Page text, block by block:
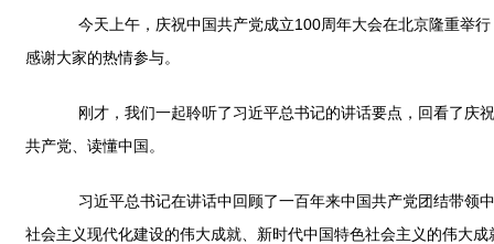
今天上午，庆祝中国共产党成立100周年大会在北京隆重举行
感谢大家的热情参与。
刚才，我们一起聆听了习近平总书记的讲话要点，回看了庆祝
共产党、读懂中国。
习近平总书记在讲话中回顾了一百年来中国共产党团结带领中
社会主义现代化建设的伟大成就、新时代中国特色社会主义的伟大